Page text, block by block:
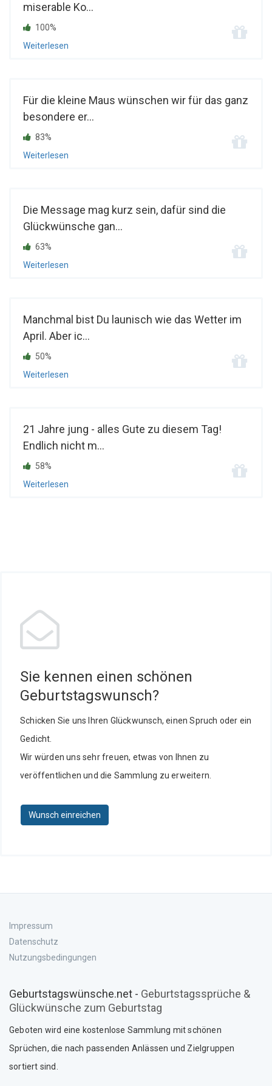
miserable Ko...
100%
Weiterlesen
Für die kleine Maus wünschen wir für das ganz
besondere er...
83%
Weiterlesen
Die Message mag kurz sein, dafür sind die
Glückwünsche gan...
63%
Weiterlesen
Manchmal bist Du launisch wie das Wetter im
April. Aber ic...
50%
Weiterlesen
21 Jahre jung - alles Gute zu diesem Tag!
Endlich nicht m...
58%
Weiterlesen
Sie kennen einen schönen
Geburtstagswunsch?
Schicken Sie uns Ihren Glückwunsch, einen Spruch oder ein
Gedicht.
Wir würden uns sehr freuen, etwas von Ihnen zu
veröffentlichen und die Sammlung zu erweitern.
Wunsch einreichen
Impressum
Datenschutz
Nutzungsbedingungen
Geburtstagswünsche.net - Geburtstagssprüche &
Glückwünsche zum Geburtstag
Geboten wird eine kostenlose Sammlung mit schönen
Sprüchen, die nach passenden Anlässen und Zielgruppen
sortiert sind.